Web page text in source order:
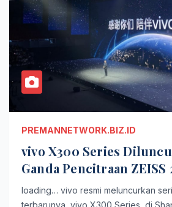
PREMANNETWORK.BIZ.ID
vivo X300 Series
Ganda Pencitraan ZEISS
loading… vivo resmi meluncurkan
terbarunya, vivo X300 Series, di